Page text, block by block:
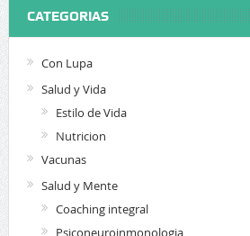
CATEGORIAS
Con Lupa
Salud y Vida
Estilo de Vida
Nutricion
Vacunas
Salud y Mente
Coaching integral